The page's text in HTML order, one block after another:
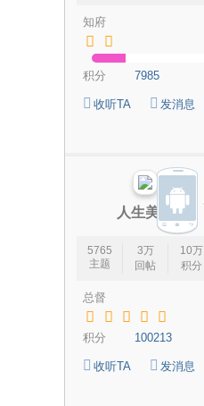
知府
积分 7985
收听TA 发消息
人生美丽
5765
主题
3万
回帖
10万
积分
总督
积分 100213
收听TA 发消息